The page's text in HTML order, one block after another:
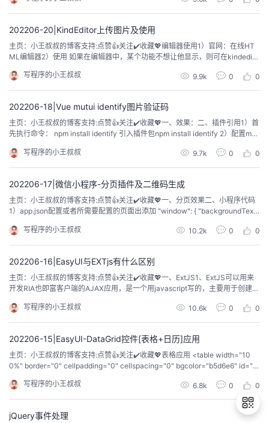
202206-20|KindEditor上传图片及使用
主页：小王叔叔的博客支持:点赞👍关注✔️收藏💖编辑器使用1）官网：在线HT
ML编辑器2）使用 如果在编辑器中，某个功能不想让他显示，则可在kindedito
浏览器中，用F12找相应功能的data-name）即可 参考文档：https://blog.c
sdn.net/qq...
写程序的小王叔叔 9.9k 0 0
202206-18|Vue mutui identify图片验证码
主页：小王叔叔的博客支持:点赞👍关注✔️收藏💖一、效果：二、插件引用1）首
先执行命令： npm install identify 引入插件包npm install identify 2）配置mai
3）vue组件中编写代码3.1）组件 <...
写程序的小王叔叔 9.7k 0 0
202206-17|微信小程序-分页插件及二维码生成
主页：小王叔叔的博客支持:点赞👍关注✔️收藏💖​​​​一、分页效果二、小程序代码
1）app.json配置或者所需要配置的页面出添加 "window": { "backgroundText
" ", "naviga...
写程序的小王叔叔 10.2k 0 0
202206-16|EasyUI与EXTjs有什么区别
主页：小王叔叔的博客支持:点赞👍关注✔️收藏💖一、ExtJS1、ExtJS可以用来
开发RIA也即富客户端的AJAX应用，是一个用javascript写的，主要用于创建前
Net、Java、Php等各种开发语言开发的应用中。ExtJs最开始基于YUI技术，
由开发人员JackSlocum开发，通过参考JavaSwi...
写程序的小王叔叔 10.6k 0 0
202206-15|EasyUI-DataGrid控件[表格+日历]应用
主页：小王叔叔的博客支持:点赞👍关注✔️收藏💖表格应用​ ​<table width="10
0%" border="0" cellpadding="0" cellspacing="0" bgcolor="b5d6e6" id="ai
写程序的小王叔叔
6.8k 0 0
jQuery事件处理